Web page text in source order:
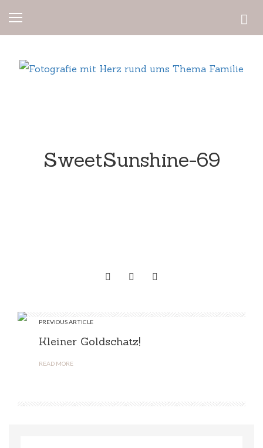
SweetSunshine-69
PREVIOUS ARTICLE
Kleiner Goldschatz!
READ MORE